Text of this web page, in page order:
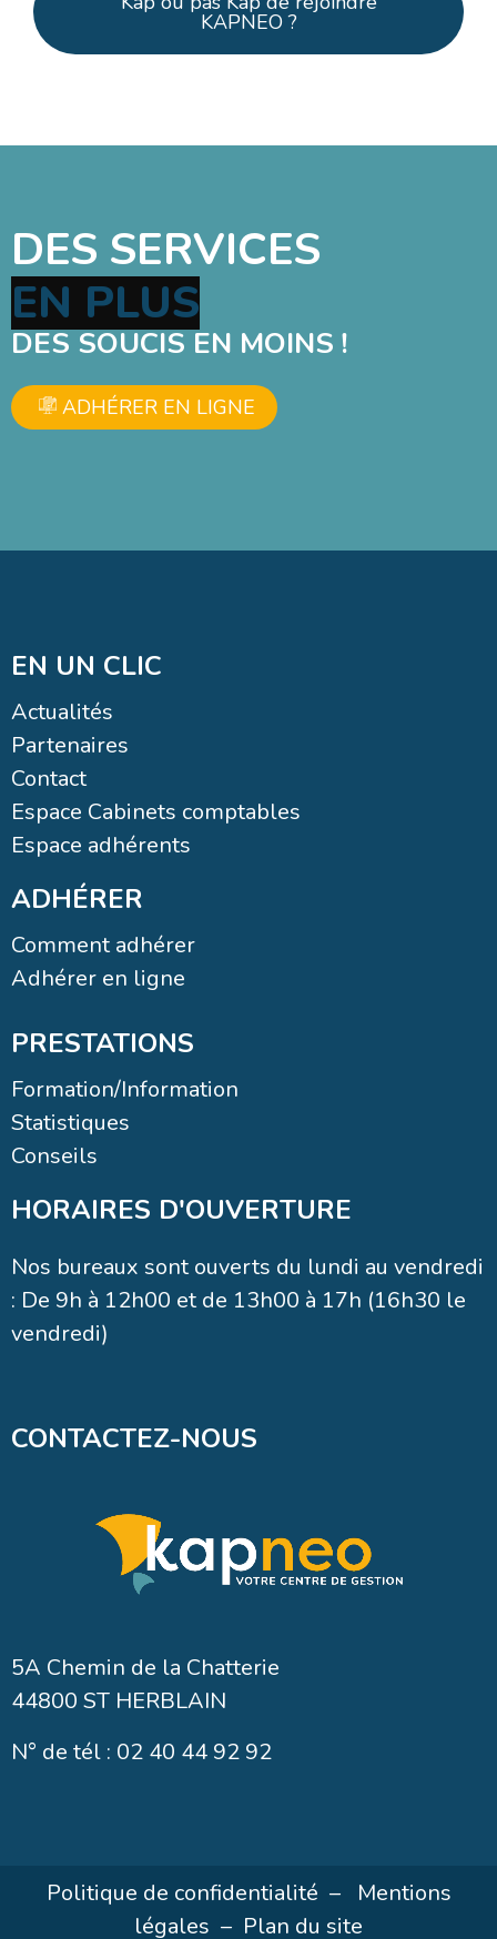
KAPNEO ?
DES SERVICES
DES SOUCIS EN MOINS !
ADHÉRER EN LIGNE
Actualités
Contact
Espace Cabinets comptables
Espace adhérents
ADHÉRER
Comment adhérer
PRESTATIONS
Formation/Information
Conseils
HORAIRES D'OUVERTURE
Nos bureaux sont ouverts du lundi au vendredi
vendredi)
N° de tél : 02 40 44 92 92